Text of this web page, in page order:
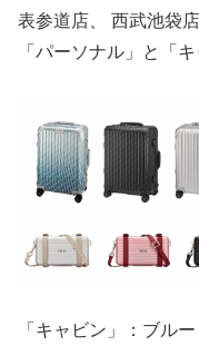
表参道店、 西武池袋
「パーソナル」と「
「キャビン」：ブ